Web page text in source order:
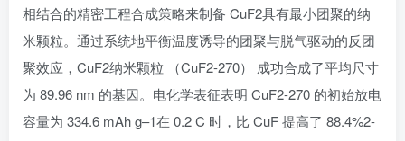
相结合的精密工程合成策略来制备 CuF2具有最小团聚的纳
米颗粒。通过系统地平衡温度诱导的团聚与脱气驱动的反团
聚效应，CuF2纳米颗粒 （CuF2-270） 成功合成了平均尺寸
为 89.96 nm 的基因。电化学表征表明 CuF2-270 的初始放电
容量为 334.6 mAh g–1在 0.2 C 时，比 CuF 提高了 88.4%2-